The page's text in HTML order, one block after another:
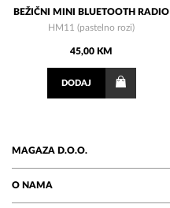
BEŽIČNI MINI BLUETOOTH RADIO
HM11 (pastelno rozi)
45,00 KM
DODAJ
MAGAZA D.O.O.
O NAMA